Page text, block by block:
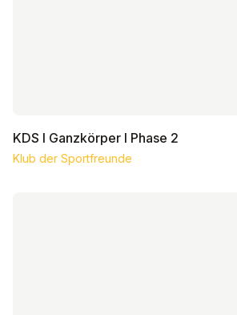
KDS I Ganzkörper I Phase 2
Klub der Sportfreunde